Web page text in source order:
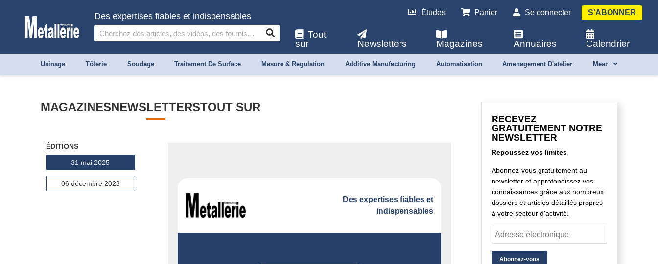
Des expertises fiables et indispensables Études Panier Se connecter S'ABONNER
Tout
sur
Newsletters Magazines Annuaires Calendrier
Usinage Tôlerie Soudage Traitement De Surface Mesure & Regulation Additive Manufacturing Automatisation Amenagement D'atelier Meer
MAGAZINESNEWSLETTERSTOUT SUR
ÉDITIONS
31 mai 2025
06 décembre 2023
Des expertises fiables et
indispensables
RECEVEZ
GRATUITEMENT NOTRE
NEWSLETTER
Repoussez vos limites
Abonnez-vous gratuitement au
newsletter et approfondissez vos
connaissances grâce aux nombreux
dossiers et articles détaillés propres
à votre secteur d'activité.
Abonnez-vous